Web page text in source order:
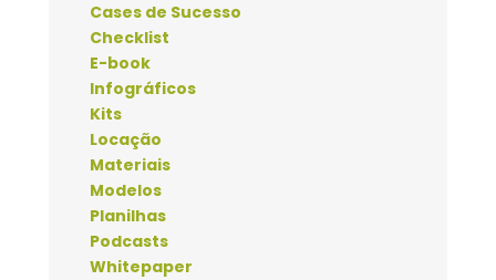
Cases de Sucesso
Checklist
E-book
Infográficos
Kits
Locação
Materiais
Modelos
Planilhas
Podcasts
Whitepaper